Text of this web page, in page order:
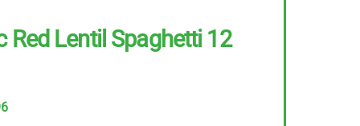
Red Lentil Spaghetti 12